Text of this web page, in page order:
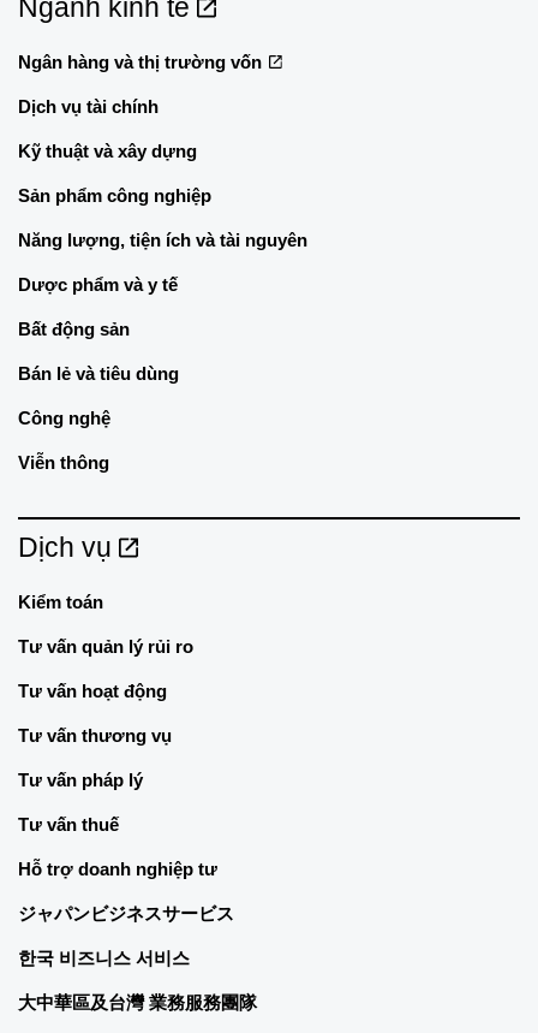
Ngành kinh tế
Ngân hàng và thị trường vốn
Dịch vụ tài chính
Kỹ thuật và xây dựng
Sản phẩm công nghiệp
Năng lượng, tiện ích và tài nguyên
Dược phẩm và y tế
Bất động sản
Bán lẻ và tiêu dùng
Công nghệ
Viễn thông
Dịch vụ
Kiểm toán
Tư vấn quản lý rủi ro
Tư vấn hoạt động
Tư vấn thương vụ
Tư vấn pháp lý
Tư vấn thuế
Hỗ trợ doanh nghiệp tư
ジャパンビジネスサービス
한국 비즈니스 서비스
大中華區及台灣 業務服務團隊